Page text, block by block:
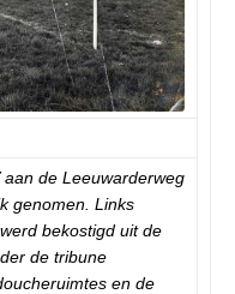
de Leeuwarderweg
genomen. Links
bekostigd uit de
de tribune
en de